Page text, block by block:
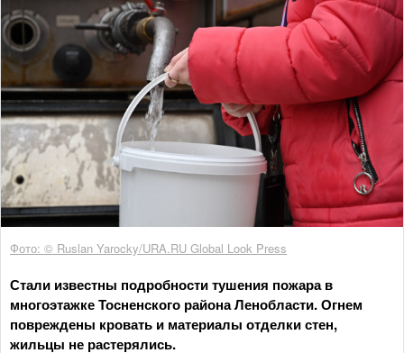
Фото: © Ruslan Yarocky/URA.RU Global Look Press
Стали известны подробности тушения пожара в
многоэтажке Тосненского района Ленобласти. Огнем
повреждены кровать и материалы отделки стен,
жильцы не растерялись.